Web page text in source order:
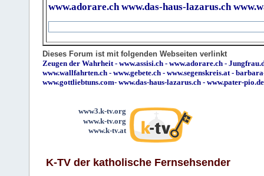
www.adorare.ch www.das-haus-lazarus.ch
Dieses Forum ist mit folgenden Webseiten verlinkt
Zeugen der Wahrheit - www.assisi.ch - www.adorare.ch -
www.wallfahrten.ch - www.gebete.ch - www.segenskreis.at -
www.gottliebtuns.com- www.das-haus-lazarus.ch - www.pater-pio.de
www3.k-tv.org
www.k-tv.org
www.k-tv.at
K-TV der katholische Fernsehsender